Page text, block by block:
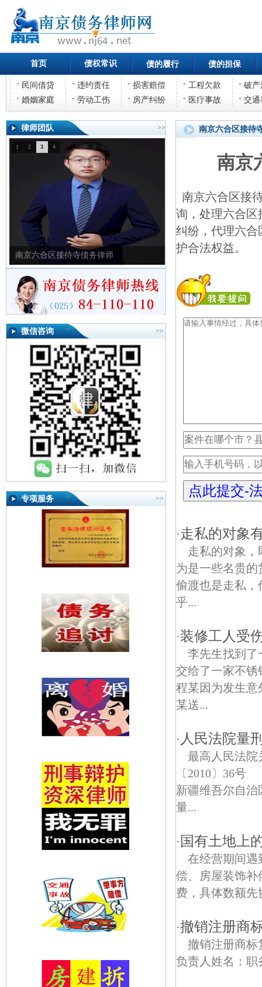
首页 债权常识 债的履行 债的担保
民间借贷 违约责任 损害赔偿 工程欠款
破产
婚姻家庭
劳动工伤 房产纠纷 医疗事故 交通
律师团队 >>
南京六合区接待寺债权债务律师
1 2 3 4
微信咨询 >>
专项服务 >>
南京六合区接待
南京
南京六合区接
询，处理六合区
纠纷，代理六合
护合法权益。
·走私的对象
走私的对象
为是一些名贵
偷渡也是走私，
乎...
·装修工人受
李先生找到了
交给了一家不锈
程某因为发生意
某送...
· 人民法院量
最高人民法
〔2010〕36
新疆维吾尔自
量...
· 国有土地上
在经营期间遇
偿、房屋装饰补
费，具体数额
·撤销注册商
撤销注册商标
负责人姓名：